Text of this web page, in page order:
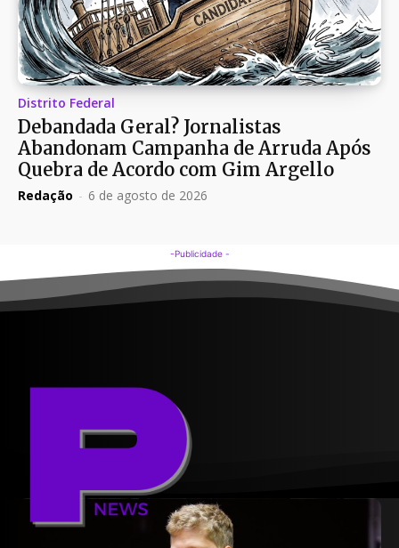
Distrito Federal
Debandada Geral? Jornalistas
Abandonam Campanha de Arruda Após
Quebra de Acordo com Gim Argello
Redação - 6 de agosto de 2026
-Publicidade -